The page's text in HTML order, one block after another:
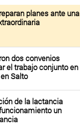
planes ante una
dos convenios
el trabajo conjunto en
Salto
de la lactancia
un